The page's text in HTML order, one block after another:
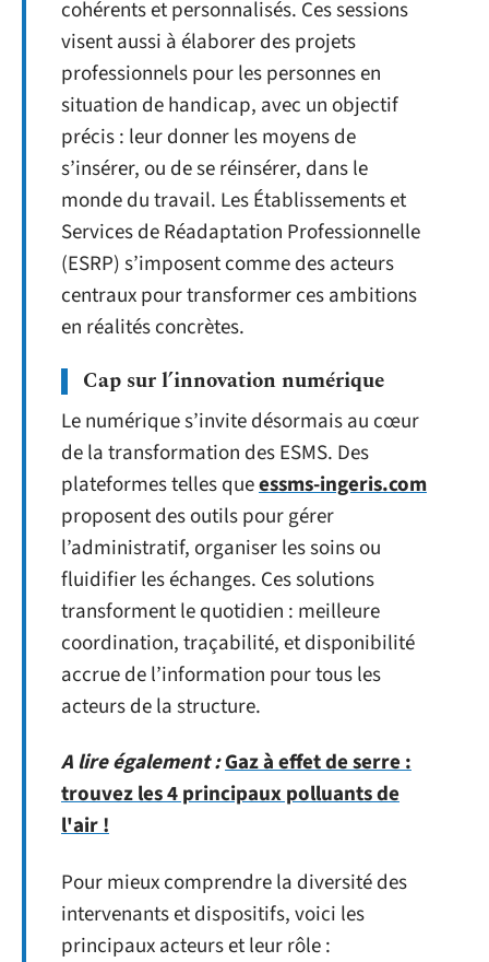
cohérents et personnalisés. Ces sessions
visent aussi à élaborer des projets
professionnels pour les personnes en
situation de handicap, avec un objectif
précis : leur donner les moyens de
s’insérer, ou de se réinsérer, dans le
monde du travail. Les Établissements et
Services de Réadaptation Professionnelle
(ESRP) s’imposent comme des acteurs
centraux pour transformer ces ambitions
en réalités concrètes.
Cap sur l’innovation numérique
Le numérique s’invite désormais au cœur
de la transformation des ESMS. Des
plateformes telles queessms-ingeris.com
proposent des outils pour gérer
l’administratif, organiser les soins ou
fluidifier les échanges. Ces solutions
transforment le quotidien : meilleure
coordination, traçabilité, et disponibilité
accrue de l’information pour tous les
acteurs de la structure.
A lire également :Gaz à effet de serre :
trouvez les 4 principaux polluants de
l'air !
Pour mieux comprendre la diversité des
intervenants et dispositifs, voici les
principaux acteurs et leur rôle :